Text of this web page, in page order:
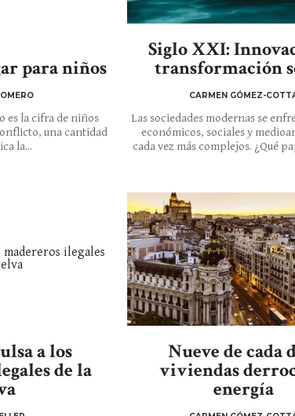
Siglo XXI:
transformación
CARMEN GÓMEZ-
Las sociedades modernas se
económicos, sociales y
cada vez más complejos. ¿Qué
para niños
es la cifra de niños
una cantidad
la...
a los
de la
Nueve de cada
viviendas
energía